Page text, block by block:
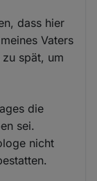
dass hier
Vaters
spät, um
die
sei.
nicht